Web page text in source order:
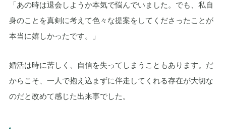
「あの時は退会しようか本気で悩んでいました。でも、私自
身のことを真剣に考えて色々な提案をしてくださったことが
本当に嬉しかったです。」
婚活は時に苦しく、自信を失ってしまうこともあります。だ
からこそ、一人で抱え込まずに伴走してくれる存在が大切な
のだと改めて感じた出来事でした。